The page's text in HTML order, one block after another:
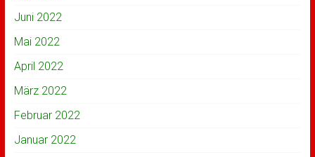
Juni 2022
Mai 2022
April 2022
März 2022
Februar 2022
Januar 2022